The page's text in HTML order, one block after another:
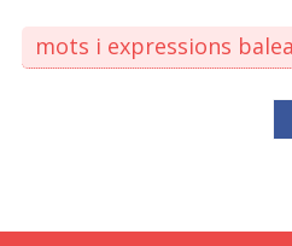
mots i expressions